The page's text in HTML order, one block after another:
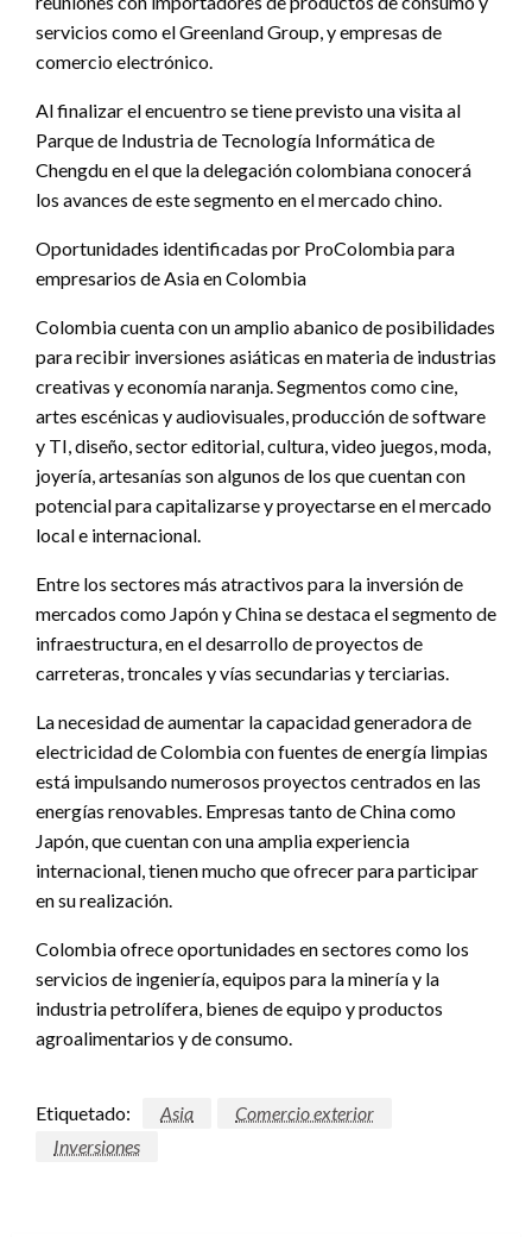
servicios como el Greenland Group, y empresas de
comercio electrónico.
Al finalizar el encuentro se tiene previsto una visita al
Parque de Industria de Tecnología Informática de
Chengdu en el que la delegación colombiana conocerá
los avances de este segmento en el mercado chino.
Oportunidades identificadas por ProColombia para
empresarios de Asia en Colombia
Colombia cuenta con un amplio abanico de posibilidades
para recibir inversiones asiáticas en materia de industrias
creativas y economía naranja. Segmentos como cine,
artes escénicas y audiovisuales, producción de software
y TI, diseño, sector editorial, cultura, video juegos, moda,
joyería, artesanías son algunos de los que cuentan con
potencial para capitalizarse y proyectarse en el mercado
local e internacional.
Entre los sectores más atractivos para la inversión de
mercados como Japón y China se destaca el segmento de
infraestructura, en el desarrollo de proyectos de
carreteras, troncales y vías secundarias y terciarias.
La necesidad de aumentar la capacidad generadora de
electricidad de Colombia con fuentes de energía limpias
está impulsando numerosos proyectos centrados en las
energías renovables. Empresas tanto de China como
Japón, que cuentan con una amplia experiencia
internacional, tienen mucho que ofrecer para participar
en su realización.
Colombia ofrece oportunidades en sectores como los
servicios de ingeniería, equipos para la minería y la
industria petrolífera, bienes de equipo y productos
agroalimentarios y de consumo.
Etiquetado: Asia
Comercio exterior
Inversiones